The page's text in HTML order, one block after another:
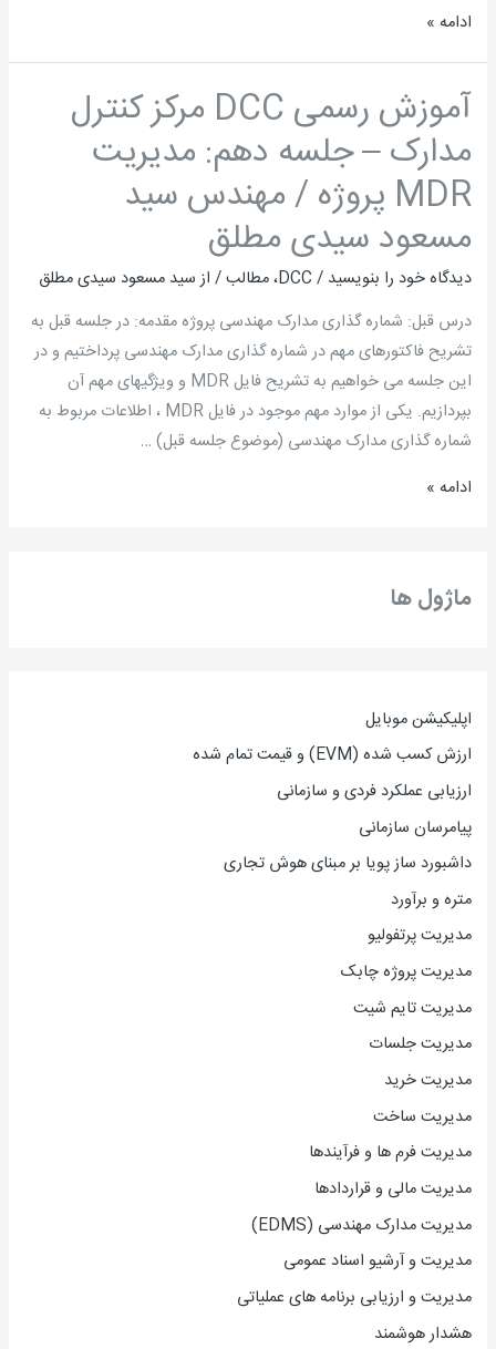
ماژول ها
اپلیکیشن موبایل
ارزش کسب شده (EVM) و قیمت تمام شده
ارزیابی عملکرد فردی و سازمانی
پیامرسان سازمانی
داشبورد ساز پویا بر مبنای هوش تجاری
متره و برآورد
مدیریت پرتفولیو
مدیریت پروژه چابک
مدیریت تایم شیت
مدیریت جلسات
مدیریت خرید
مدیریت ساخت
مدیریت فرم ها و فرآیندها
مدیریت مالی و قراردادها
مدیریت مدارک مهندسی (EDMS)
مدیریت و آرشیو اسناد عمومی
مدیریت و ارزیابی برنامه های عملیاتی
هشدار هوشمند
پروژه
مهندس
سید
مسعود
سیدی
مطلق
ادامه »
آموزش رسمی DCC مرکز کنترل
مدارک – جلسه دهم: مدیریت
MDR پروژه / مهندس سید
مسعود سیدی مطلق
دیدگاه‌ خود را بنویسید /
DCC،مطالب/ ازسید مسعود سیدی مطلق
درس قبل: شماره گذاری مدارک مهندسی پروژه مقدمه: در جلسه قبل به
تشریح فاکتورهای مهم در شماره گذاری مدارک مهندسی پرداختیم و در
این جلسه می خواهیم به تشریح فایل MDR و ویژگیهای مهم آن
بپردازیم. یکی از موارد مهم موجود در فایل MDR ، اطلاعات مربوط به
شماره گذاری مدارک مهندسی (موضوع جلسه قبل) …
آموزش
رسمی
DCC
مرکز
مدارک
–
دهم:
مدیریت
MDR
پروژه
مهندس
مطلق
ادامه »